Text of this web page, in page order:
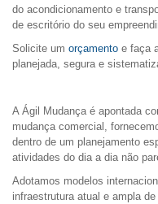
do acondicionamento e
de escritório do seu
Solicite um orçamento e faça
planejada, segura e
A Ágil Mudança é apontada
mudança comercial,
dentro de um planejamento
atividades do dia a dia não
Adotamos modelos
infraestrutura atual e ampla